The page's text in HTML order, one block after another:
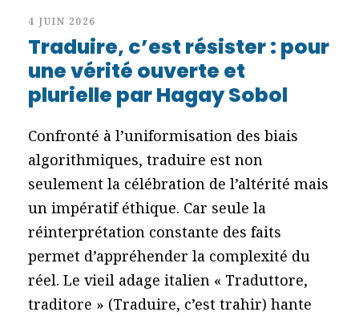
4 JUIN 2026
Traduire, c’est résister : pour
une vérité ouverte et
plurielle par Hagay Sobol
Confronté à l’uniformisation des biais
algorithmiques, traduire est non
seulement la célébration de l’altérité mais
un impératif éthique. Car seule la
réinterprétation constante des faits
permet d’appréhender la complexité du
réel. Le vieil adage italien « Traduttore,
traditore » (Traduire, c’est trahir) hante